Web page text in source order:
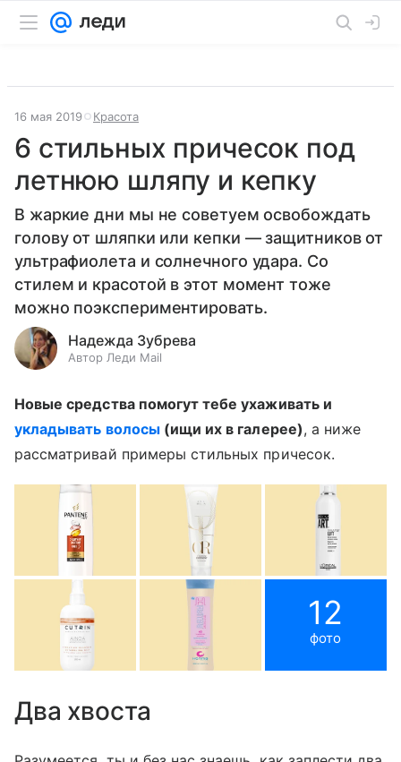
16 мая 2019 Красота
6 стильных причесок под
летнюю шляпу и кепку
В жаркие дни мы не советуем освобождать
голову от шляпки или кепки — защитников от
ультрафиолета и солнечного удара. Со
стилем и красотой в этот момент тоже
можно поэкспериментировать.
Надежда Зубрева
Автор Леди Mail
Новые средства помогут тебе ухаживать и
укладывать волосы(ищи их в галерее), а ниже
рассматривай примеры стильных причесок.
12
фото
Два хвоста